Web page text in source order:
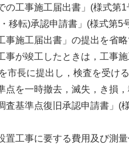
の工事施工届出書」(様式第
移転)承認申請書」(様式第
事施工届出書」の提出を省略
が竣工したときは，工事
市長に提出し，検査を受け
を一時撤去，滅失，き損
査基準点復旧承認申請書」(
工事に要する費用及び測